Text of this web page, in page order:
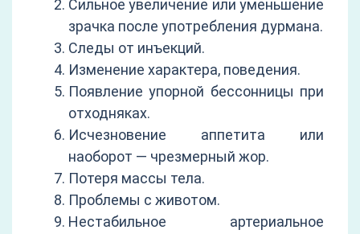
Сильное увеличение или уменьшение
зрачка после употребления дурмана.
Следы от инъекций.
Изменение характера, поведения.
Появление упорной бессонницы при
отходняках.
Исчезновение аппетита или
наоборот — чрезмерный жор.
Потеря массы тела.
Проблемы с животом.
Нестабильное артериальное